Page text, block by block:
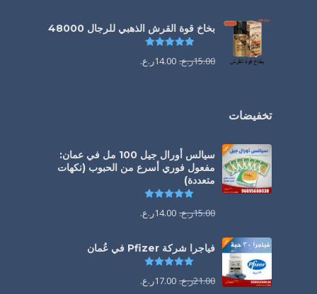
بخاخ قوة القرش الذهبي للرجال 48000
تم التقييم
15.00ر.ع. 14.00ر.ع.
تخفيضات
سيالس أورال جيل 100 مل في عمان:
مفعول فوري أسرع من الحبوب (نكهات
متعددة)
15.00ر.ع. 14.00ر.ع.
فياجرا شركة Pfizer في عُمان
21.00ر.ع. 17.00ر.ع.